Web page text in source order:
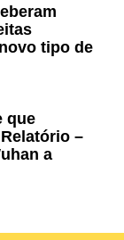
tipo de
que
–
a